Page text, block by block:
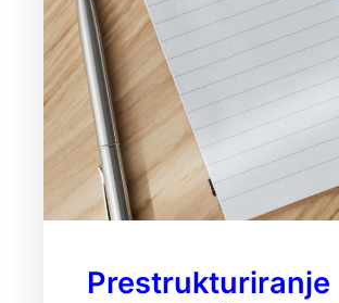
Prestrukturiranje